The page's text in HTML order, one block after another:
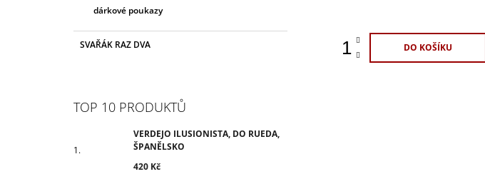
dárkové poukazy
SVAŘÁK RAZ DVA
TOP 10 PRODUKTŮ
VERDEJO ILUSIONISTA, DO RUEDA,
ŠPANĚLSKO
420 Kč
DO KOŠÍKU